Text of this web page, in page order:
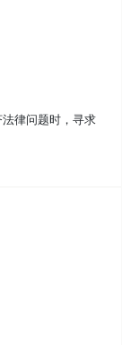
律问题时，寻求